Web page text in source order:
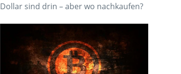
Dollar sind drin – aber wo nachkaufen?